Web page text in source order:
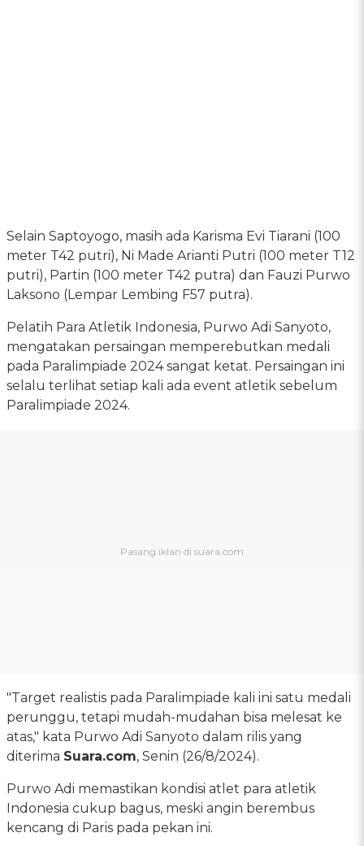
Selain Saptoyogo, masih ada Karisma Evi Tiarani (100
meter T42 putri), Ni Made Arianti Putri (100 meter T12
putri), Partin (100 meter T42 putra) dan Fauzi Purwo
Laksono (Lempar Lembing F57 putra).
Pelatih Para Atletik Indonesia, Purwo Adi Sanyoto,
mengatakan persaingan memperebutkan medali
pada Paralimpiade 2024 sangat ketat. Persaingan ini
selalu terlihat setiap kali ada event atletik sebelum
Paralimpiade 2024.
"Target realistis pada Paralimpiade kali ini satu medali
perunggu, tetapi mudah-mudahan bisa melesat ke
atas," kata Purwo Adi Sanyoto dalam rilis yang
diterima Suara.com, Senin (26/8/2024).
Purwo Adi memastikan kondisi atlet para atletik
Indonesia cukup bagus, meski angin berembus
kencang di Paris pada pekan ini.